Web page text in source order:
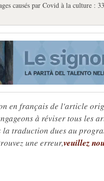
causés par Covid à la culture :
en français de l'article
à réviser tous les
traduction dues au
une erreur,veuillez